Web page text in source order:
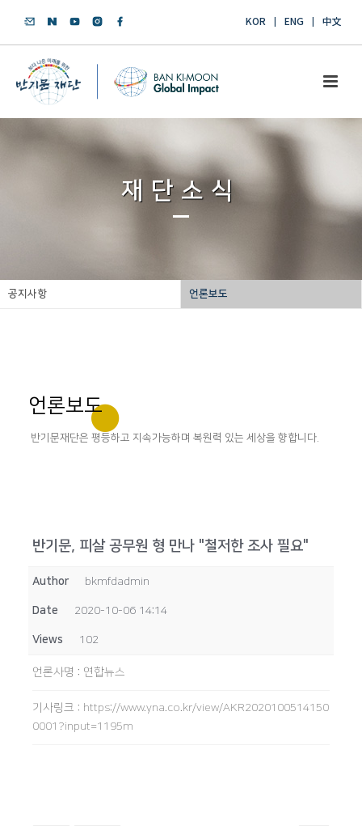
KOR ENG 中文
재단소식
공지사항 언론보도
언론보도
반기문재단은 평등하고 지속가능하며 복원력 있는 세상을 향합니다.
반기문, 피살 공무원 형 만나 "철저한 조사 필요"
Author bkmfdadmin
Date 2020-10-06 14:14
Views 102
언론사명 : 연합뉴스
기사링크 : https://www.yna.co.kr/view/AKR2020100514150
0001?input=1195m